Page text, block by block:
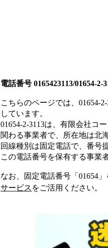
電話番号 0165423113/01654-2-
こちらのページでは、 01654-
しています。
01654-2-3113は、 有限会社コ
関わる事業者で、所在地は北
回線種別は固定電話で、番号
この電話番号を保有する事業
なお、固定電話番号「 01654
サービス をご活用ください。